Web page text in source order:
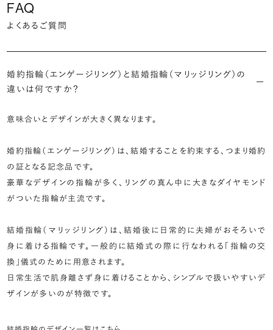
FAQ
よくあるご質問
婚約指輪（エンゲージリング）と結婚指輪（マリッジリング）の
違いは何ですか？
意味合いとデザインが大きく異なります。
婚約指輪（エンゲージリング）は、結婚することを約束する、つまり婚約
の証となる記念品です。
豪華なデザインの指輪が多く、リングの真ん中に大きなダイヤモンド
がついた指輪が主流です。
結婚指輪（マリッジリング）は、結婚後に日常的に夫婦がおそろいで
身に着ける指輪です。一般的に結婚式の際に行なわれる「指輪の交
換」儀式のために用意されます。
日常生活で肌身離さず身に着けることから、シンプルで扱いやすいデ
ザインが多いのが特徴です。